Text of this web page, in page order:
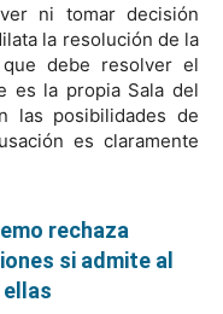
ni tomar decisión
la resolución de la
debe resolver el
es la propia Sala del
las posibilidades de
es claramente
rechaza
si admite al